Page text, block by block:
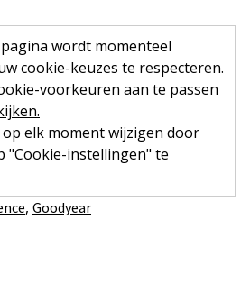
wordt momenteel
cookie-keuzes te respecteren.
voorkeuren aan te passen
op elk moment wijzigen door
"Cookie-instellingen" te
, Goodyear